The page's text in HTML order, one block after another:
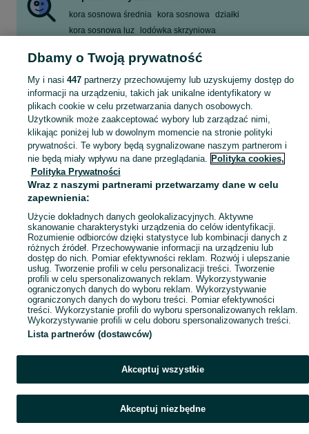
kora sosnowa średnia kora sosnowa działki
kora sosnowa luz
lodówka skrzyniowa
Skorzystaj z największego serwisu ogłoszeniowego - Ciecierzyn i okolice! Kupuj to, czego pragniesz i sprzedawaj to, czego już nie potrzebujesz!
Mapa kategorii
Mapa miejscowości
Mapa ministron
Popularne wyszukiwania
Dbamy o Twoją prywatność
My i nasi 447partnerzy przechowujemy lub uzyskujemy dostęp do
informacji na urządzeniu, takich jak unikalne identyfikatory w
plikach cookie w celu przetwarzania danych osobowych.
Użytkownik może zaakceptować wybory lub zarządzać nimi,
klikając poniżej lub w dowolnym momencie na stronie polityki
prywatności. Te wybory będą sygnalizowane naszym partnerom i
nie będą miały wpływu na dane przeglądania. Polityka cookies,
Polityka Prywatności
Wraz z naszymi partnerami przetwarzamy dane w celu
zapewnienia:
Użycie dokładnych danych geolokalizacyjnych. Aktywne
skanowanie charakterystyki urządzenia do celów identyfikacji.
Rozumienie odbiorców dzięki statystyce lub kombinacji danych z
różnych źródeł. Przechowywanie informacji na urządzeniu lub
dostęp do nich. Pomiar efektywności reklam. Rozwój i ulepszanie
usług. Tworzenie profili w celu personalizacji treści. Tworzenie
profili w celu spersonalizowanych reklam. Wykorzystywanie
ograniczonych danych do wyboru reklam. Wykorzystywanie
ograniczonych danych do wyboru treści. Pomiar efektywności
treści. Wykorzystanie profili do wyboru spersonalizowanych reklam.
Wykorzystywanie profili w celu doboru spersonalizowanych treści.
Lista partnerów (dostawców)
Akceptuj wszystkie
Akceptuj niezbędne